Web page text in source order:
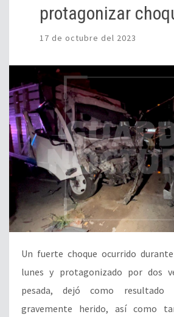
protagonizar
17 de octubre del 2023
Un fuerte choque ocurrido
lunes y protagonizado por dos
pesada, dejó como
gravemente herido, así como